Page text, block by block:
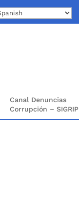
Canal Denuncias
Corrupción – SIGRIP